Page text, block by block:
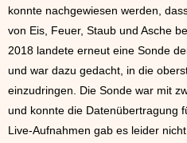
konnte nachgewiesen werden,
von Eis, Feuer, Staub und Asche
2018 landete erneut eine Sonde
und war dazu gedacht, in die
einzudringen. Die Sonde war mit
und konnte die Datenübertragung
Live-Aufnahmen gab es leider